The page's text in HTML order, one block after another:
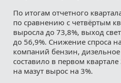
По итогам отчетного
по сравнению с четвёртым
выросла до 73,8%, выход
до 56,9%. Снижение спроса
компаний бензин,
составило в первом квартале
на мазут вырос на 3%.